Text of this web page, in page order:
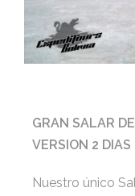
GRAN SALAR
VERSION 2 DIAS
Nuestro único